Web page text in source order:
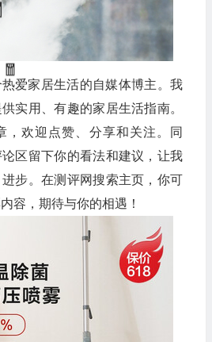
爱家居生活的自媒体博主。我
实用、有趣的家居生活指南。
，欢迎点赞、分享和关注。同
区留下你的看法和建议，让我
步。在测评网搜索主页，你可
容，期待与你的相遇！
💰